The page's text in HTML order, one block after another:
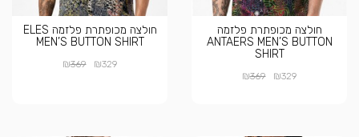
חולצה מכופתרת פלזמה
ANTAERS MEN’S BUTTON
SHIRT
₪329
₪369
חולצה מכופתרת פלזמה ELES
MEN’S BUTTON SHIRT
₪329
₪369